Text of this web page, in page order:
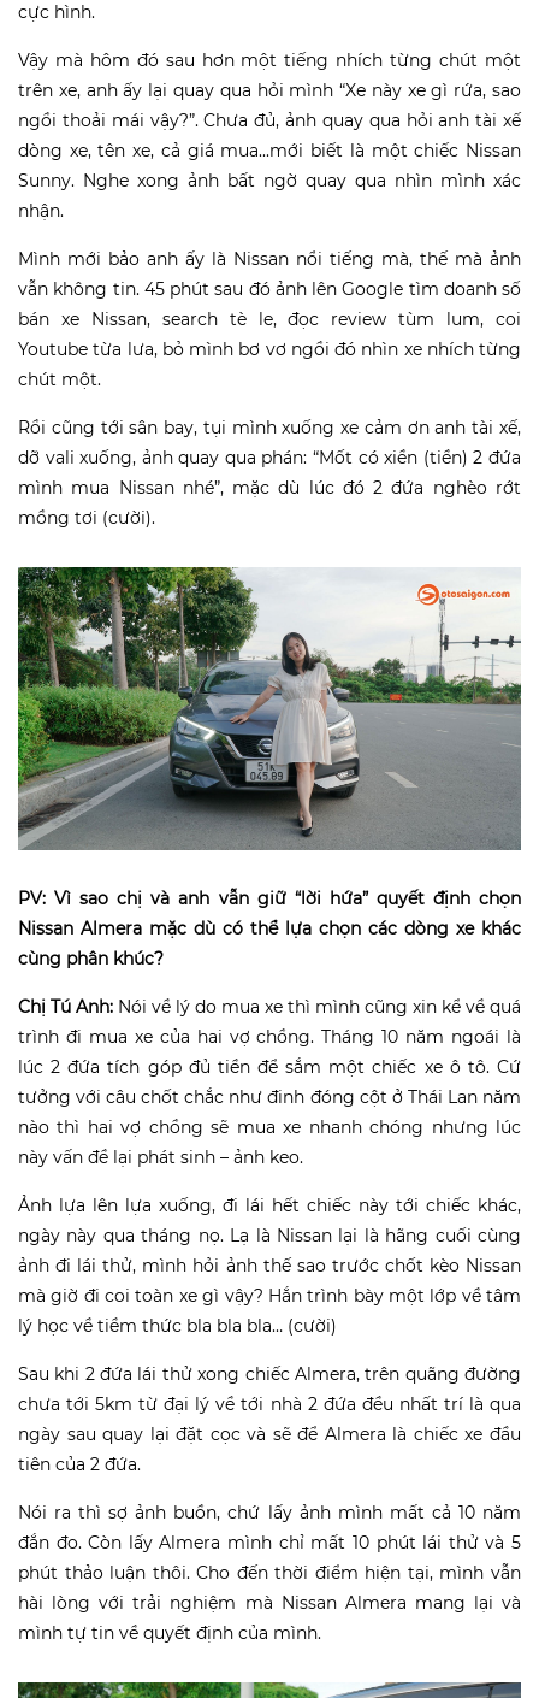
cực hình.
Vậy mà hôm đó sau hơn một tiếng nhích từng chút một
trên xe, anh ấy lại quay qua hỏi mình “Xe này xe gì rứa, sao
ngồi thoải mái vậy?”. Chưa đủ, ảnh quay qua hỏi anh tài xế
dòng xe, tên xe, cả giá mua...mới biết là một chiếc Nissan
Sunny. Nghe xong ảnh bất ngờ quay qua nhìn mình xác
nhận.
Mình mới bảo anh ấy là Nissan nổi tiếng mà, thế mà ảnh
vẫn không tin. 45 phút sau đó ảnh lên Google tìm doanh số
bán xe Nissan, search tè le, đọc review tùm lum, coi
Youtube từa lưa, bỏ mình bơ vơ ngồi đó nhìn xe nhích từng
chút một.
Rồi cũng tới sân bay, tụi mình xuống xe cảm ơn anh tài xế,
dỡ vali xuống, ảnh quay qua phán: “Mốt có xiền (tiền) 2 đứa
mình mua Nissan nhé”, mặc dù lúc đó 2 đứa nghèo rớt
mồng tơi (cười).
PV: Vì sao chị và anh vẫn giữ “lời hứa” quyết định chọn
Nissan Almera mặc dù có thể lựa chọn các dòng xe khác
cùng phân khúc?
Chị Tú Anh: Nói về lý do mua xe thì mình cũng xin kể về quá
trình đi mua xe của hai vợ chồng. Tháng 10 năm ngoái là
lúc 2 đứa tích góp đủ tiền để sắm một chiếc xe ô tô. Cứ
tưởng với câu chốt chắc như đinh đóng cột ở Thái Lan năm
nào thì hai vợ chồng sẽ mua xe nhanh chóng nhưng lúc
này vấn đề lại phát sinh – ảnh keo.
Ảnh lựa lên lựa xuống, đi lái hết chiếc này tới chiếc khác,
ngày này qua tháng nọ. Lạ là Nissan lại là hãng cuối cùng
ảnh đi lái thử, mình hỏi ảnh thế sao trước chốt kèo Nissan
mà giờ đi coi toàn xe gì vậy? Hắn trình bày một lớp về tâm
lý học về tiềm thức bla bla bla… (cười)
Sau khi 2 đứa lái thử xong chiếc Almera, trên quãng đường
chưa tới 5km từ đại lý về tới nhà 2 đứa đều nhất trí là qua
ngày sau quay lại đặt cọc và sẽ để Almera là chiếc xe đầu
tiên của 2 đứa.
Nói ra thì sợ ảnh buồn, chứ lấy ảnh mình mất cả 10 năm
đắn đo. Còn lấy Almera mình chỉ mất 10 phút lái thử và 5
phút thảo luận thôi. Cho đến thời điểm hiện tại, mình vẫn
hài lòng với trải nghiệm mà Nissan Almera mang lại và
mình tự tin về quyết định của mình.